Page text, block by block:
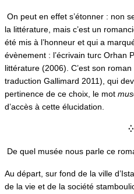
On peut en effet s’étonner : non
la littérature, mais c’est un
été mis à l’honneur et qui a
évènement : l’écrivain turc Orhan
littérature (2006). C’est son roman
traduction Gallimard 2011), qui
pertinence de ce choix, le mot
d’accès à cette élucidation.
⁛
De quel musée nous parle ce
Au départ, sur fond de la ville
de la vie et de la société